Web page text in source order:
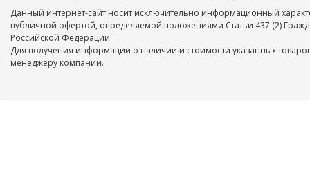
Данный интернет-сайт носит исключительно информационный
публичной офертой, определяемой положениями Статьи 437 (2)
Российской Федерации.
Для получения информации о наличии и стоимости указанных
менеджеру компании.